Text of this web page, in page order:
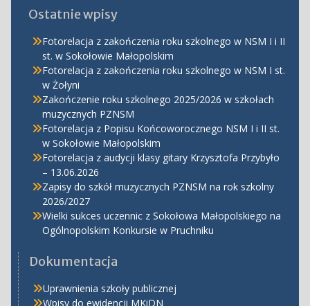
Ostatnie wpisy
Fotorelacja z zakończenia roku szkolnego w NSM I i II
st. w Sokołowie Małopolskim
Fotorelacja z zakończenia roku szkolnego w NSM I st.
w Żołyni
Zakończenie roku szkolnego 2025/2026 w szkołach
muzycznych PZNSM
Fotorelacja z Popisu Końcoworocznego NSM I i II st.
w Sokołowie Małopolskim
Fotorelacja z audycji klasy gitary Krzysztofa Przybyło
– 13.06.2026
Zapisy do szkół muzycznych PZNSM na rok szkolny
2026/2027
Wielki sukces uczennic z Sokołowa Małopolskiego na
Ogólnopolskim Konkursie w Pruchniku
Dokumentacja
Uprawnienia szkoły publicznej
Wpisy do ewidencji MKiDN